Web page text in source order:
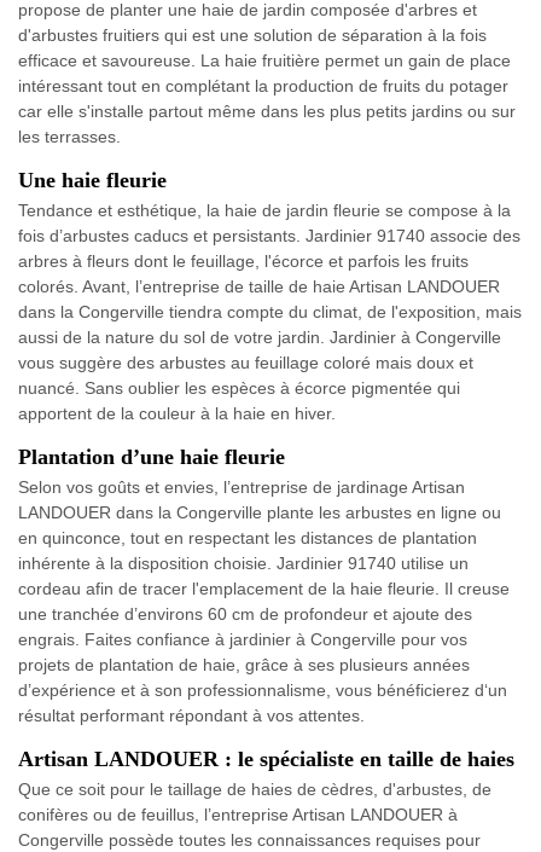
propose de planter une haie de jardin composée d'arbres et
d'arbustes fruitiers qui est une solution de séparation à la fois
efficace et savoureuse. La haie fruitière permet un gain de place
intéressant tout en complétant la production de fruits du potager
car elle s'installe partout même dans les plus petits jardins ou sur
les terrasses.
Une haie fleurie
Tendance et esthétique, la haie de jardin fleurie se compose à la
fois d’arbustes caducs et persistants. Jardinier 91740 associe des
arbres à fleurs dont le feuillage, l'écorce et parfois les fruits
colorés. Avant, l’entreprise de taille de haie Artisan LANDOUER
dans la Congerville tiendra compte du climat, de l'exposition, mais
aussi de la nature du sol de votre jardin. Jardinier à Congerville
vous suggère des arbustes au feuillage coloré mais doux et
nuancé. Sans oublier les espèces à écorce pigmentée qui
apportent de la couleur à la haie en hiver.
Plantation d’une haie fleurie
Selon vos goûts et envies, l’entreprise de jardinage Artisan
LANDOUER dans la Congerville plante les arbustes en ligne ou
en quinconce, tout en respectant les distances de plantation
inhérente à la disposition choisie. Jardinier 91740 utilise un
cordeau afin de tracer l'emplacement de la haie fleurie. Il creuse
une tranchée d’environs 60 cm de profondeur et ajoute des
engrais. Faites confiance à jardinier à Congerville pour vos
projets de plantation de haie, grâce à ses plusieurs années
d’expérience et à son professionnalisme, vous bénéficierez d‘un
résultat performant répondant à vos attentes.
Artisan LANDOUER : le spécialiste en taille de haies
Que ce soit pour le taillage de haies de cèdres, d'arbustes, de
conifères ou de feuillus, l’entreprise Artisan LANDOUER à
Congerville possède toutes les connaissances requises pour